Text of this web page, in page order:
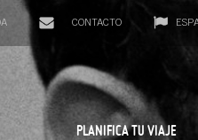
CONTACTO
PLANIFICA TU VIAJE